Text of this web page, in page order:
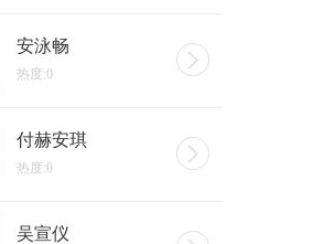
安泳畅
热度:0
付赫安琪
热度:0
吴宣仪